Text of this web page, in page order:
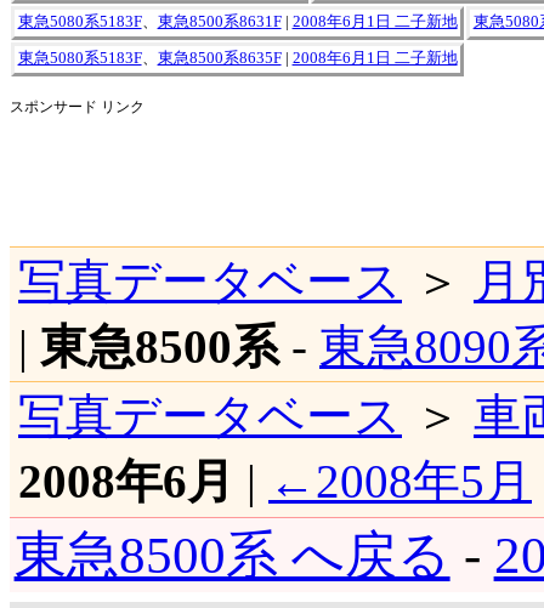
東急5080系5183F、 東急8500系8631F| 2008年6月1日 二子新地 東急5080
東急5080系5183F、 東急8500系8635F| 2008年6月1日 二子新地
スポンサード リンク
写真データベース ＞
月
| 東急8500系- 東急8090
写真データベース
＞ 車
2008年6月 | ←2008年5月
東急8500系 へ戻る -